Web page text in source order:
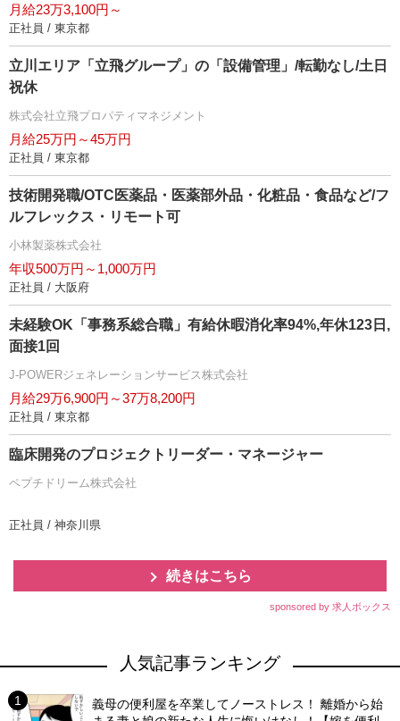
月給23万3,100円～
正社員 / 東京都
立川エリア「立飛グループ」の「設備管理」/転勤なし/土日
祝休
株式会社立飛プロパティマネジメント
月給25万円～45万円
正社員 / 東京都
技術開発職/OTC医薬品・医薬部外品・化粧品・食品など/フ
ルフレックス・リモート可
小林製薬株式会社
年収500万円～1,000万円
正社員 / 大阪府
未経験OK「事務系総合職」有給休暇消化率94%,年休123日,
面接1回
J-POWERジェネレーションサービス株式会社
月給29万6,900円～37万8,200円
正社員 / 東京都
臨床開発のプロジェクトリーダー・マネージャー
ペプチドリーム株式会社
正社員 / 神奈川県
続きはこちら
sponsored by 求人ボックス
人気記事ランキング
義母の便利屋を卒業してノーストレス！ 離婚から始